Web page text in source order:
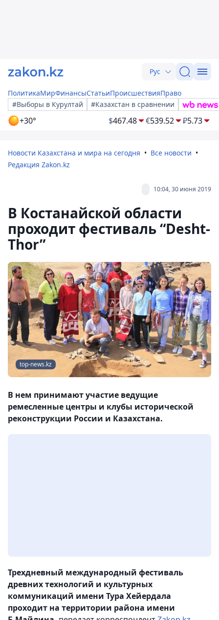
Рус
ПолитикаМирФинансыСтатьиПроисшествияПраво
#Выборы в Курултай
#Казахстан в сравнении
+30° $467.48 €539.52 ₽5.73
Новости Казахстана и мира на сегодня
Все новости
Редакция Zakon.kz
10:04, 30 июня 2019
В Костанайской области
проходит фестиваль “Desht-
Thor”
top-news.kz
В нем принимают участие ведущие
ремесленные центры и клубы исторической
реконструкции России и Казахстана.
Трехдневный международный фестиваль
древних технологий и культурных
коммуникаций имени Тура Хейердала
проходит на территории района имени